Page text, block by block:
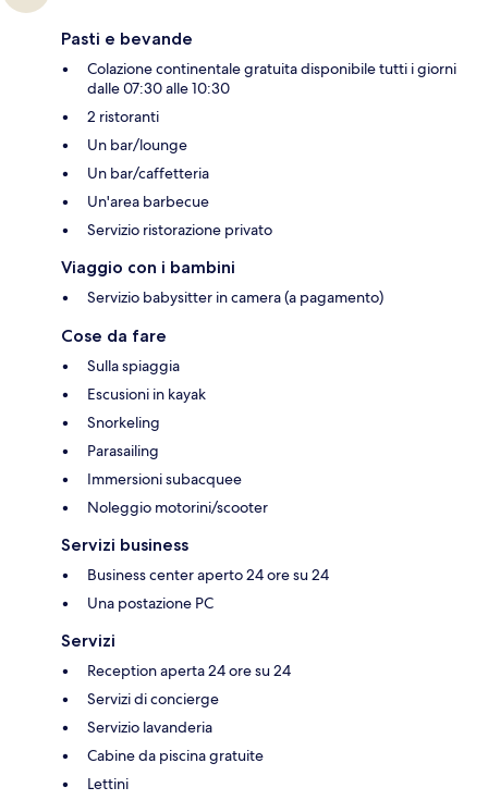
Pasti e bevande
Colazione continentale gratuita disponibile tutti i giorni
dalle 07:30 alle 10:30
2 ristoranti
Un bar/lounge
Un bar/caffetteria
Un'area barbecue
Servizio ristorazione privato
Viaggio con i bambini
Servizio babysitter in camera (a pagamento)
Cose da fare
Sulla spiaggia
Escusioni in kayak
Snorkeling
Parasailing
Immersioni subacquee
Noleggio motorini/scooter
Servizi business
Business center aperto 24 ore su 24
Una postazione PC
Servizi
Reception aperta 24 ore su 24
Servizi di concierge
Servizio lavanderia
Cabine da piscina gratuite
Lettini